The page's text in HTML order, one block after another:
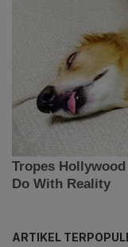
ARTIKEL